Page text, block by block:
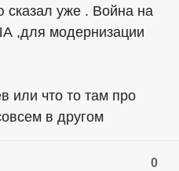
сказал уже . Война на
,для модернизации
или что то там про
в другом
0